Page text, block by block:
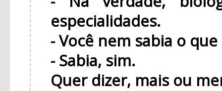
especialidades.
- Você nem sabia o
- Sabia, sim.
Quer dizer, mais ou